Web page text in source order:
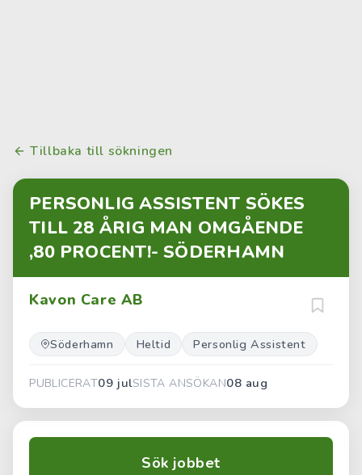
Tillbaka till sökningen
PERSONLIG ASSISTENT SÖKES
TILL 28 ÅRIG MAN OMGÅENDE
,80 PROCENT!- SÖDERHAMN
Kavon Care AB
Söderhamn Heltid Personlig Assistent
PUBLICERAT09 julSISTA ANSÖKAN08 aug
Sök jobbet